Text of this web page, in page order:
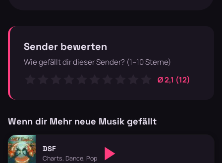
Sender bewerten
Wie gefällt dir dieser Sender? (1–10 Sterne)
Ø 2,1 (12)
Wenn dir Mehr neue Musik gefällt
DSF
Charts, Dance, Pop